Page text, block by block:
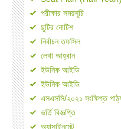
পরীক্ষার সময়সূচি
ছুটির নোটিশ
নির্বাচন তফসিল
লেখা আহ্বান
ইউনিক আইডি
ইউনিক আইডি
এসএসসি/২০২১ সংক্ষিপ্ত
ভর্তি বিজ্ঞপ্তি
অ্যাসাইনমেন্ট